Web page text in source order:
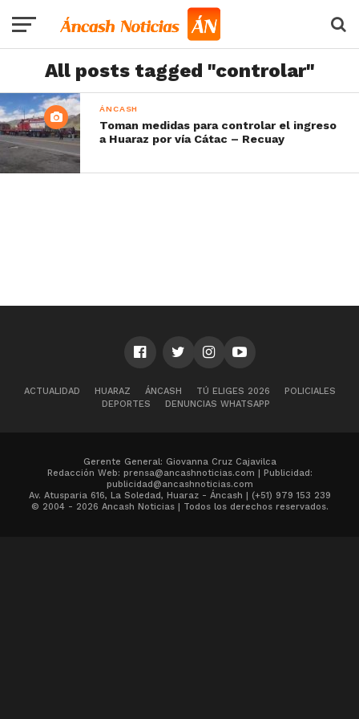
All posts tagged "controlar"
ÁNCASH
Toman medidas para controlar el ingreso
a Huaraz por vía Cátac – Recuay
ACTUALIDAD HUARAZ ÁNCASH TÚ ELIGES 2026
POLICIALES
DEPORTES
DENUNCIAS WHATSAPP
Gerente General: Giovanna Cruz Cajavilca
Redacción Web: prensa@ancashnoticias.com | Publicidad:
publicidad@ancashnoticias.com
Av. Atusparia 616, La Soledad, Huaraz - Áncash | (+51) 979 153 239
© 2004 - 2026 Ancash Noticias | Todos los derechos reservados.